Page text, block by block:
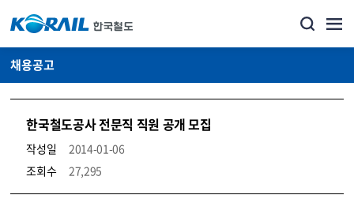
채용공고
한국철도공사 전문직 직원 공개 모집
작성일
2014-01-06
조회수
27,295
코레일소개_경영공시_채용공고 상세보기 – 내용, 파일, 담당자 연락처로 구성